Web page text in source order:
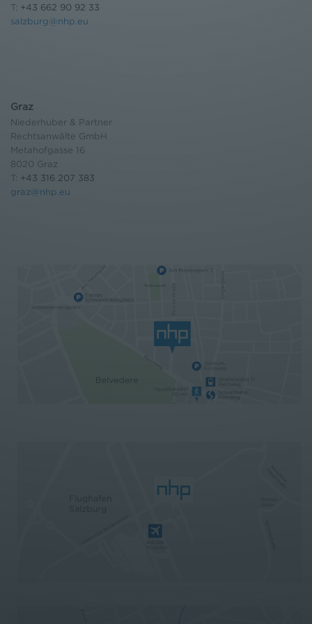
T: +43 662 90 92 33
salzburg@nhp.eu
Graz
Niederhuber & Partner
Rechtsanwälte GmbH
Metahofgasse 16
8020 Graz
T: +43 316 207 383
graz@nhp.eu